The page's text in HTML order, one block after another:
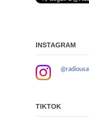
INSTAGRAM
@radiousal
TIKTOK